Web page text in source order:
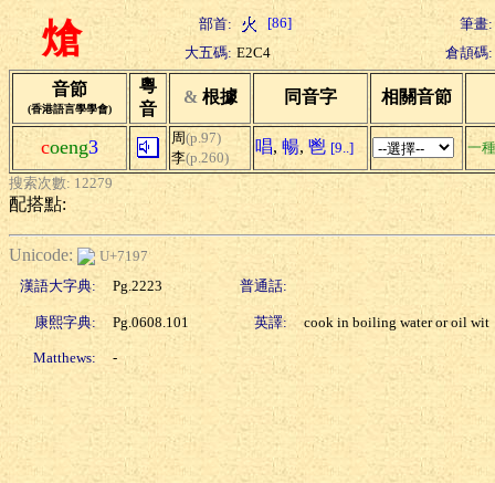
熗 部首: [86]
筆畫:
大五碼: E2C4 倉頡碼:
音節
(香港語言學學會)
粵
音
& 根據 同音字 相關音節
coeng3 周(p.97)
李(p.260)
唱, 暢, 鬯 [9..] 一
搜索次數: 12279
配搭點:
Unicode:
U+7197
漢語大字典:
Pg.2223 普通話:
康熙字典: Pg.0608.101 英譯: cook in boiling water or oil wit
Matthews: -